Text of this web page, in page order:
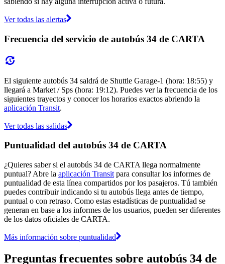
Ver todas las alertas
Frecuencia del servicio de autobús 34 de CARTA
El siguiente autobús 34 saldrá de Shuttle Garage-1 (hora: 18:55) y
llegará a Market / Sps (hora: 19:12). Puedes ver la frecuencia de los
siguientes trayectos y conocer los horarios exactos abriendo la
aplicación Transit.
Ver todas las salidas
Puntualidad del autobús 34 de CARTA
¿Quieres saber si el autobús 34 de CARTA llega normalmente
puntual? Abre la aplicación Transit para consultar los informes de
puntualidad de esta línea compartidos por los pasajeros. Tú también
puedes contribuir indicando si tu autobús llega antes de tiempo,
puntual o con retraso. Como estas estadísticas de puntualidad se
generan en base a los informes de los usuarios, pueden ser diferentes
de los datos oficiales de CARTA.
Más información sobre puntualidad
Preguntas frecuentes sobre autobús 34 de